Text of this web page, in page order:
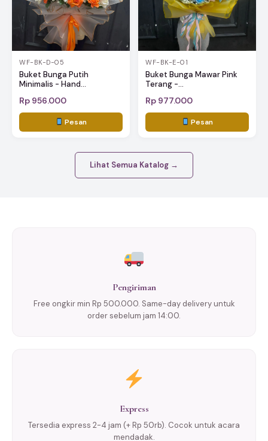
WF-BK-D-05
Buket Bunga Putih
Minimalis - Hand...
Rp 956.000
Pesan
WF-BK-E-01
Buket Bunga Mawar Pink
Terang -...
Rp 977.000
Pesan
Lihat Semua Katalog →
Pengiriman
Free ongkir min Rp 500.000. Same-day delivery untuk
order sebelum jam 14:00.
Express
Tersedia express 2-4 jam (+ Rp 50rb). Cocok untuk acara
mendadak.